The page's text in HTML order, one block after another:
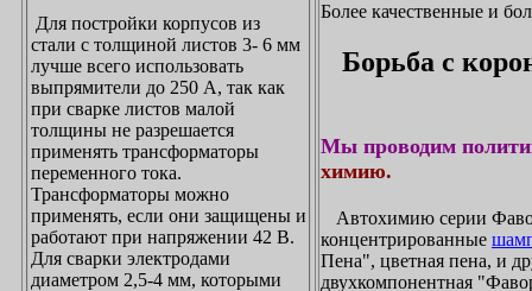
Для постройки корпусов из
стали с толщиной листов 3- 6 мм
лучше всего использовать
выпрямители до 250 А, так как
при сварке листов малой
толщины не разрешается
применять трансформаторы
переменного тока.
Трансформаторы можно
применять, если они защищены и
работают при напряжении 42 В.
Для сварки электродами
диаметром 2,5-4 мм, которыми
Более качественные и
Борьба с
Мы проводим
химию.
Автохимию серии
концентрированные
Пена", цветная пена, и
двухкомпонентная